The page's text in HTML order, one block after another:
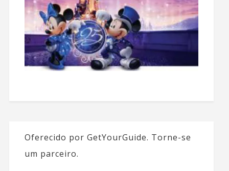
Oferecido por GetYourGuide. Torne-se
um parceiro.